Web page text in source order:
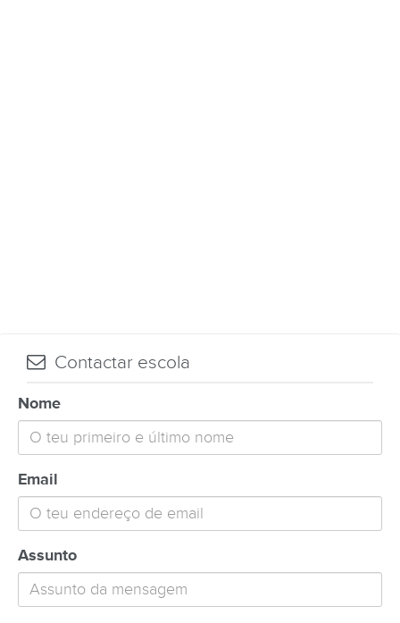
Contactar escola
Nome
Email
Assunto